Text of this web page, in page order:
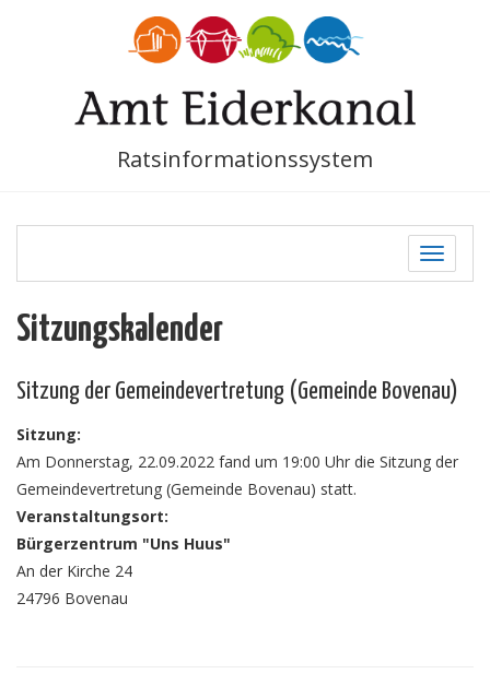
Ratsinformationssystem
Toggle
Sitzungskalender
Sitzung der Gemeindevertretung (Gemeinde Bovenau)
Sitzung:
Am Donnerstag, 22.09.2022 fand um 19:00 Uhr die Sitzung der
Gemeindevertretung (Gemeinde Bovenau) statt.
Veranstaltungsort:
Bürgerzentrum "Uns Huus"
An der Kirche 24
24796 Bovenau